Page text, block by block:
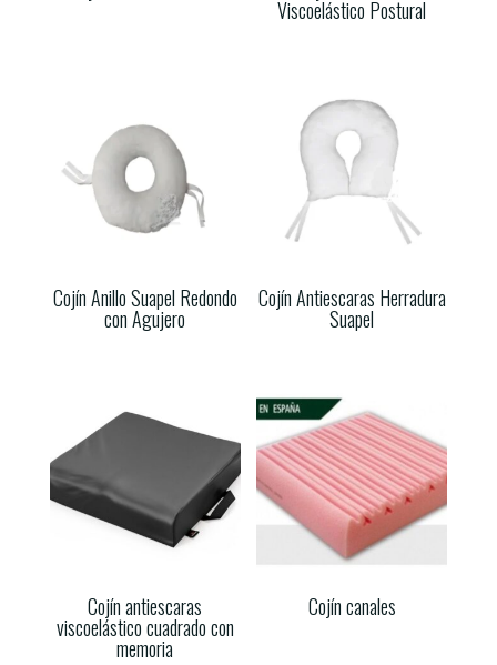
Viscoelástico Postural
Cojín Anillo Suapel Redondo
con Agujero
Cojín Antiescaras Herradura
Suapel
Cojín antiescaras
viscoelástico cuadrado con
memoria
Cojín canales